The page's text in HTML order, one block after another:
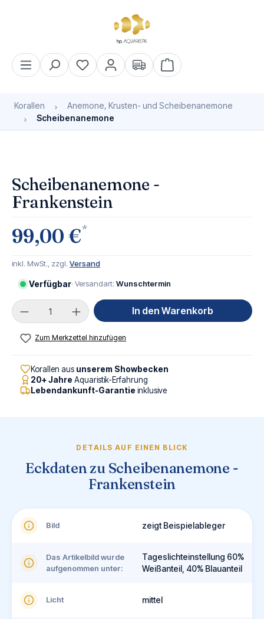
Warenkorb enthält 0
Korallen
Anemone, Krusten- und Scheibenanemone
Scheibenanemone
Scheibenanemone -
Frankenstein
99,00 €*
inkl. MwSt., zzgl. Versand
Verfügbar· Versandart: Wunschtermin
Produkt Anzahl: Gib den gewünschten Wert
In den Warenkorb
Zum Merkzettel hinzufügen
Korallen aus unserem Showbecken
20+ Jahre Aquaristik-Erfahrung
Lebendankunft-Garantie inklusive
DETAILS AUF EINEN BLICK
Eckdaten zu Scheibenanemone -
Frankenstein
Bild zeigt Beispielableger
Das Artikelbild wurde
aufgenommen unter:
Tageslichteinstellung 60%
Weißanteil, 40% Blauanteil
Licht mittel